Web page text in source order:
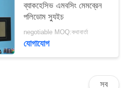
ব্যাকহেসিভ এমবসিং মেমব্রেন
পলিডোম স্যুইচ
negotiable MOQ:কথাবার্তা
যোগাযোগ
সব